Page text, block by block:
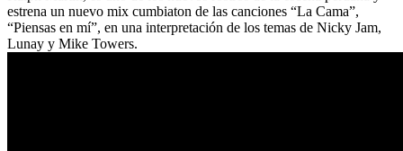
estrena un nuevo mix cumbiaton de las canciones “La Cama”,
“Piensas en mí”, en una interpretación de los temas de Nicky Jam,
Lunay y Mike Towers.